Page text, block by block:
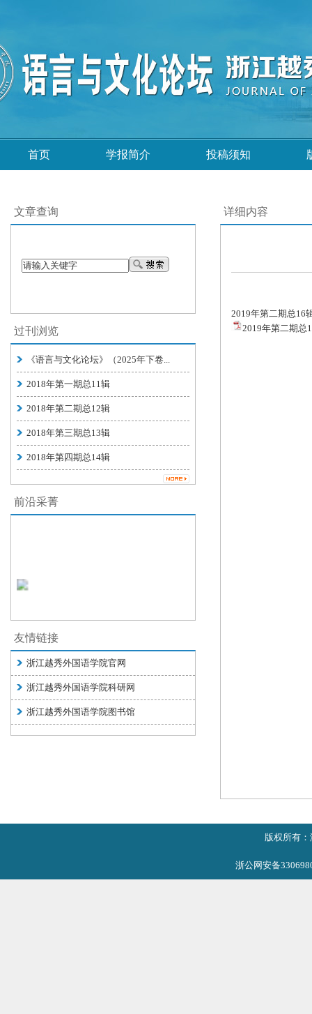
首页 学报简介 投稿须知
文章查询
过刊浏览
《语言与文化论坛》（2025年下卷...
2018年第一期总11辑
2018年第二期总12辑
2018年第三期总13辑
2018年第四期总14辑
前沿采菁
友情链接
浙江越秀外国语学院官网
浙江越秀外国语学院科研网
浙江越秀外国语学院图书馆
详细内容
2019年第二期总16
2019年第二期总
版权所有
浙公网安备